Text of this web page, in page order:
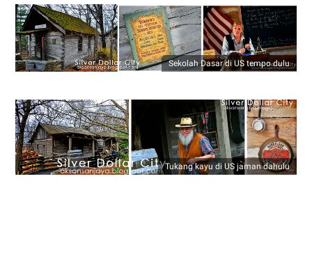
Sekolah Dasar di US tempo dulu
Tukang kayu di US jaman dahulu